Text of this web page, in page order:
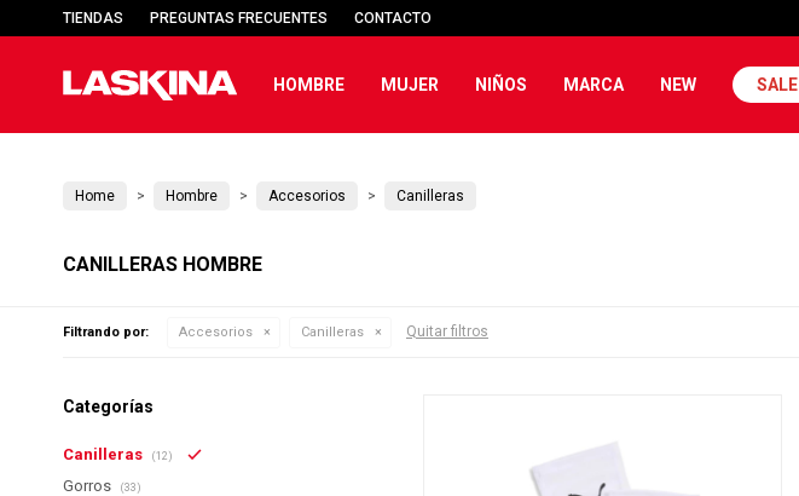
HOMBRE MUJER NIÑOS MARCA NEW SALE
TIENDAS PREGUNTAS FRECUENTES CONTACTO
Home Hombre Accesorios Canilleras
CANILLERAS HOMBRE
Filtrando por: Accesorios Canilleras Quitar filtros
Categorías
Canilleras (12)
Gorros (33)